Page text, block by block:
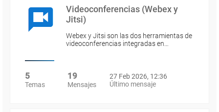
Videoconferencias (Webex y
Jitsi)
Webex y Jitsi son las dos herramientas de
videoconferencias integradas en…
5
Temas
19
Mensajes
27 Feb 2026, 12:36
Último mensaje